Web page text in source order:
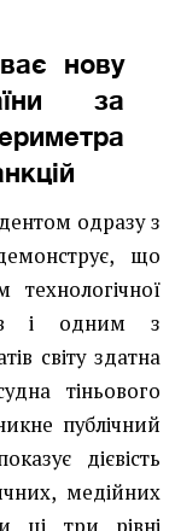
нову
за
одразу з
що
і одним з
світу здатна
тіньового
публічний
дієвість
медійних